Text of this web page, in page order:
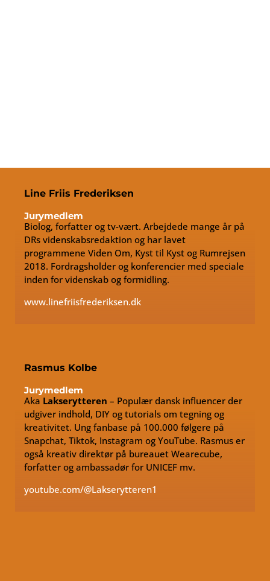
Line Friis Frederiksen
Jurymedlem
Biolog, forfatter og tv-vært. Arbejdede mange år på
DRs videnskabsredaktion og har lavet
programmene Viden Om, Kyst til Kyst og Rumrejsen
2018. Fordragsholder og konferencier med speciale
inden for videnskab og formidling.
www.linefriisfrederiksen.dk
Rasmus Kolbe
Jurymedlem
Aka Lakserytteren – Populær dansk influencer der
udgiver indhold, DIY og tutorials om tegning og
kreativitet. Ung fanbase på 100.000 følgere på
Snapchat, Tiktok, Instagram og YouTube. Rasmus er
også kreativ direktør på bureauet Wearecube,
forfatter og ambassadør for UNICEF mv.
youtube.com/@Lakserytteren1